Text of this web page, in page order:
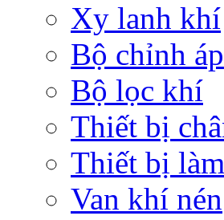
Xy lanh khí
Bộ chỉnh áp
Bộ lọc khí
Thiết bị
Thiết bị
Van khí nén